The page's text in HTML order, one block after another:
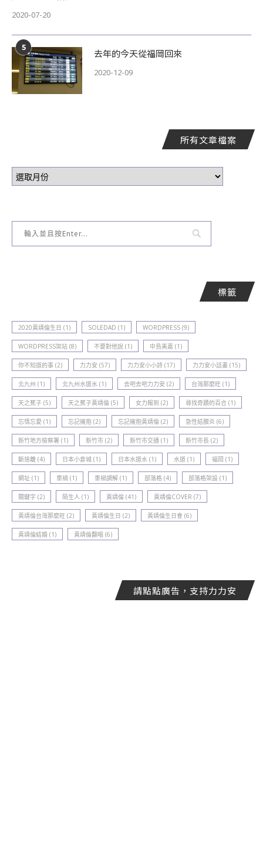
2020-07-20
5 去年的今天從福岡回來
2020-12-09
所有文章檔案
標籤
2020黃靖倫生日 (1) SOLEDAD (1) WORDPRESS (9)
WORDPRESS架站 (8) 不要對他說 (1) 中島美嘉 (1)
你不知道的事 (2) 力力安 (57) 力力安小小詩 (17) 力力安小話畫 (15)
北九州 (1) 北九州水道水 (1) 去吧去吧力力安 (2) 台灣那麼旺 (1)
天之蕉子 (5) 天之蕉子黃靖倫 (5) 女力報到 (2) 尋找奇蹟的百合 (1)
忘情忘愛 (1) 忘記擁抱 (2) 忘記擁抱黃靖倫 (2) 急性結膜炎 (6)
新竹地方檢察署 (1) 新竹巿 (2) 新竹巿交通 (1) 新竹巿長 (2)
斷捨離 (4) 日本小倉城 (1) 日本水道水 (1) 水道 (1) 福岡 (1)
網址 (1) 車禍 (1) 車禍調解 (1) 部落格 (4) 部落格架設 (1)
關鍵字 (2) 陌生人 (1) 黃靖倫 (41) 黃靖倫COVER (7)
黃靖倫台灣那麼旺 (2) 黃靖倫生日 (2) 黃靖倫生日會 (6)
黃靖倫結婚 (1) 黃靖倫翻唱 (6)
請點點廣告，支持力力安